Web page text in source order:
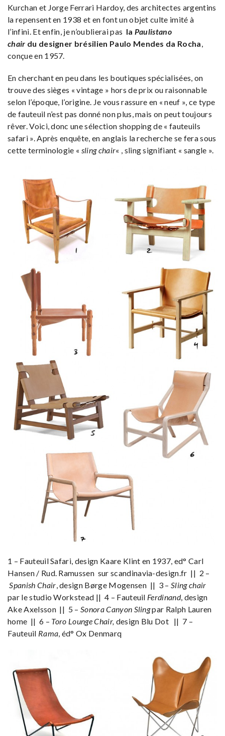
Kurchan et Jorge Ferrari Hardoy, des architectes argentins
la repensent en 1938 et en font un objet culte imité à
l’infini. Et enfin, je n’oublierai pas la Paulistano
chair du designer brésilien Paulo Mendes da Rocha
conçue en 1957.
En cherchant en peu dans les boutiques spécialisées, on
trouve des sièges « vintage » hors de prix ou raisonnable
selon l’époque, l’origine. Je vous rassure en « neuf », ce type
de fauteuil n’est pas donné non plus, mais on peut toujours
rêver. Voici, donc une sélection shopping de « fauteuils
safari ». Après enquête, en anglais la recherche se fera sous
cette terminologie « sling chair« , sling signifiant « sangle ».
1 – Fauteuil Safari, design Kaare Klint en 1937, ed° Carl
Hansen / Rud. Ramussen sur scandinavia-design.fr || 2 –
Spanish Chair, design Børge Mogensen || 3 –Sling chair
par le studio Workstead || 4 – Fauteuil Ferdinand, design
Ake Axelsson || 5 –Sonora Canyon Slingpar Ralph Lauren
home || 6 – Toro Lounge Chair, design Blu Dot || 7 –
Fauteuil Rama, éd° Ox Denmarq